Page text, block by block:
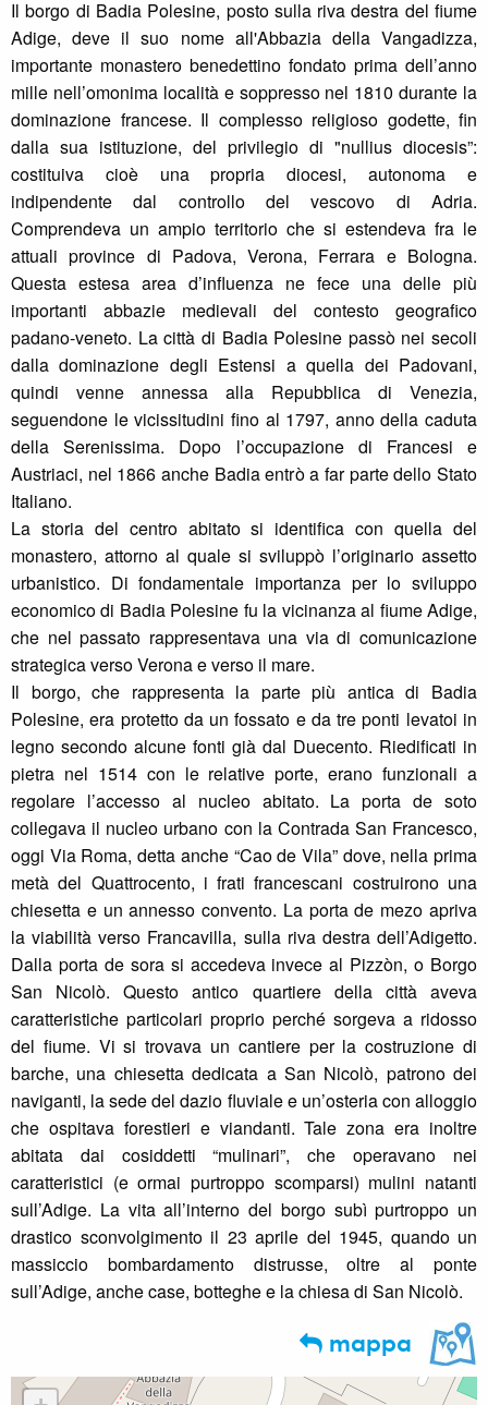
Il borgo di Badia Polesine, posto sulla riva destra del fiume
Adige, deve il suo nome all'Abbazia della Vangadizza,
importante monastero benedettino fondato prima dell’anno
mille nell’omonima località e soppresso nel 1810 durante la
dominazione francese. Il complesso religioso godette, fin
dalla sua istituzione, del privilegio di "nullius diocesis”:
costituiva cioè una propria diocesi, autonoma e
indipendente dal controllo del vescovo di Adria.
Comprendeva un ampio territorio che si estendeva fra le
attuali province di Padova, Verona, Ferrara e Bologna.
Questa estesa area d’influenza ne fece una delle più
importanti abbazie medievali del contesto geografico
padano-veneto. La città di Badia Polesine passò nei secoli
dalla dominazione degli Estensi a quella dei Padovani,
quindi venne annessa alla Repubblica di Venezia,
seguendone le vicissitudini fino al 1797, anno della caduta
della Serenissima. Dopo l’occupazione di Francesi e
Austriaci, nel 1866 anche Badia entrò a far parte dello Stato
Italiano.
La storia del centro abitato si identifica con quella del
monastero, attorno al quale si sviluppò l’originario assetto
urbanistico. Di fondamentale importanza per lo sviluppo
economico di Badia Polesine fu la vicinanza al fiume Adige,
che nel passato rappresentava una via di comunicazione
strategica verso Verona e verso il mare.
Il borgo, che rappresenta la parte più antica di Badia
Polesine, era protetto da un fossato e da tre ponti levatoi in
legno secondo alcune fonti già dal Duecento. Riedificati in
pietra nel 1514 con le relative porte, erano funzionali a
regolare l’accesso al nucleo abitato. La porta de soto
collegava il nucleo urbano con la Contrada San Francesco,
oggi Via Roma, detta anche “Cao de Vila” dove, nella prima
metà del Quattrocento, i frati francescani costruirono una
chiesetta e un annesso convento. La porta de mezo apriva
la viabilità verso Francavilla, sulla riva destra dell’Adigetto.
Dalla porta de sora si accedeva invece al Pizzòn, o Borgo
San Nicolò. Questo antico quartiere della città aveva
caratteristiche particolari proprio perché sorgeva a ridosso
del fiume. Vi si trovava un cantiere per la costruzione di
barche, una chiesetta dedicata a San Nicolò, patrono dei
naviganti, la sede del dazio fluviale e un’osteria con alloggio
che ospitava forestieri e viandanti. Tale zona era inoltre
abitata dai cosiddetti “mulinari”, che operavano nei
caratteristici (e ormai purtroppo scomparsi) mulini natanti
sull’Adige. La vita all’interno del borgo subì purtroppo un
drastico sconvolgimento il 23 aprile del 1945, quando un
massiccio bombardamento distrusse, oltre al ponte
sull’Adige, anche case, botteghe e la chiesa di San Nicolò.
mappa